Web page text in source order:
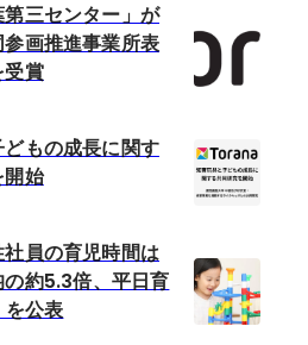
第三センター」が
画推進事業所表
賞
どもの成長に関す
開始
社員の育児時間は
約5.3倍、平日育
公表